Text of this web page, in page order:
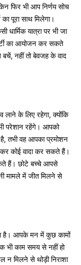
फिर भी आप निर्णय सोच
पूरा साथ मिलेगा।
यात्रा पर भी जा
का आयोजन कर सकते
नहीं तो बेवजह के वाद
के लिए रहेगा, क्योंकि
परेशान रहेंगे। आपको
तभी वह आपका प्रमोशन
कोई वादा कर सकते हैं।
हैं। छोटे बच्चे आपसे
मामले में जीत मिलने से
है। आपके मन में कुछ कामों
काम समय से नहीं हो
मिलने से थोड़ी निराशा